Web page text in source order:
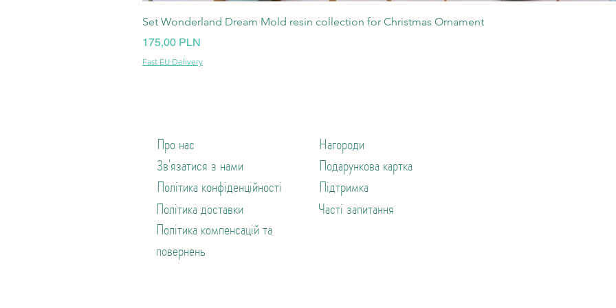
Швидкий перегляд
Set Wonderland Dream Mold resin collection for Christmas Ornament
Ціна
175,00 PLN
Fast EU Delivery
Про нас
Зв'язатися з нами
Політика конфіденційності
Політика доставки
Політика компенсацій та
повернень
Нагороди
Подарункова картка
Підтримка
Часті запитання